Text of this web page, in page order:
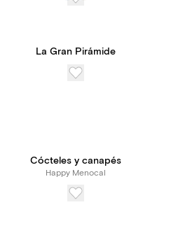
La Gran Pirámide
Cócteles y canapés
Happy Menocal